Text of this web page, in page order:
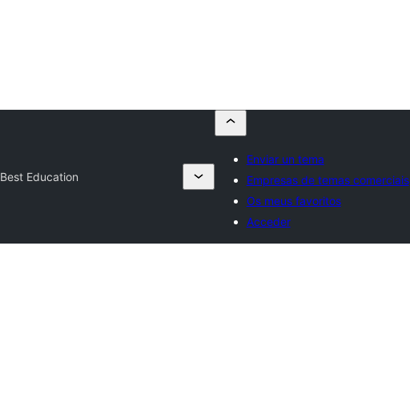
Best Education
Enviar un tema
Empresas de temas comerciais
Os meus favoritos
Acceder